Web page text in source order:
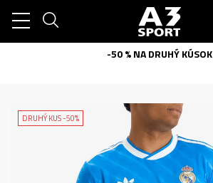
-50 % NA DRUHÝ KÚSOK
DRUHÝ KUS -50%